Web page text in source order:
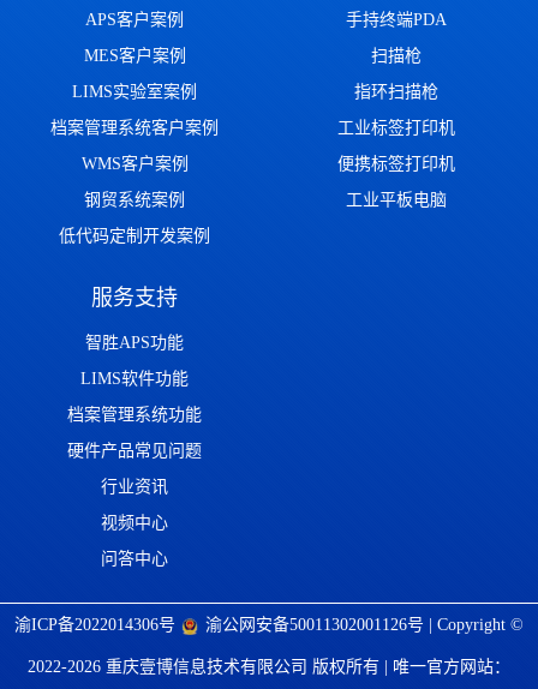
APS客户案例
MES客户案例
LIMS实验室案例
档案管理系统客户案例
WMS客户案例
钢贸系统案例
低代码定制开发案例
手持终端PDA
扫描枪
指环扫描枪
工业标签打印机
便携标签打印机
工业平板电脑
服务支持
智胜APS功能
LIMS软件功能
档案管理系统功能
硬件产品常见问题
行业资讯
视频中心
问答中心
渝ICP备2022014306号 渝公网安备50011302001126号 | Copyright ©
2022-2026 重庆壹博信息技术有限公司 版权所有 | 唯一官方网站：